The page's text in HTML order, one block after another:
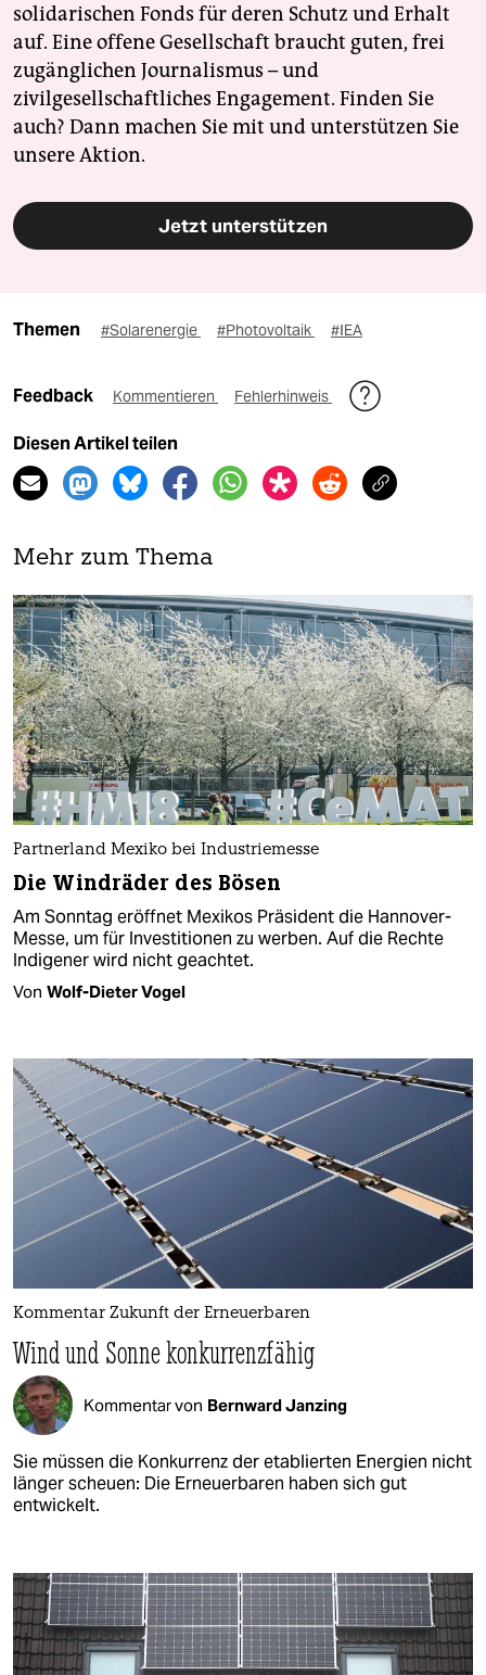
solidarischen Fonds für deren Schutz und Erhalt
auf. Eine offene Gesellschaft braucht guten, frei
zugänglichen Journalismus – und
zivilgesellschaftliches Engagement. Finden Sie
auch? Dann machen Sie mit und unterstützen Sie
unsere Aktion.
Jetzt unterstützen
Themen #Solarenergie #Photovoltaik #IEA
Feedback Kommentieren Fehlerhinweis
Diesen Artikel teilen
Mehr zum Thema
Partnerland Mexiko bei Industriemesse
Die Windräder des Bösen
Am Sonntag eröffnet Mexikos Präsident die Hannover-
Messe, um für Investitionen zu werben. Auf die Rechte
Indigener wird nicht geachtet.
Von Wolf-Dieter Vogel
Kommentar Zukunft der Erneuerbaren
Wind und Sonne konkurrenzfähig
Kommentar von Bernward Janzing
Sie müssen die Konkurrenz der etablierten Energien nicht
länger scheuen: Die Erneuerbaren haben sich gut
entwickelt.